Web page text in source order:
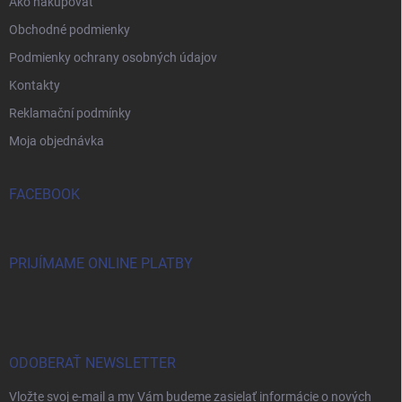
Obchodné podmienky
Podmienky ochrany osobných údajov
Kontakty
Reklamační podmínky
Moja objednávka
FACEBOOK
PRIJÍMAME ONLINE PLATBY
ODOBERAŤ NEWSLETTER
Vložte svoj e-mail a my Vám budeme zasielať informácie o nových